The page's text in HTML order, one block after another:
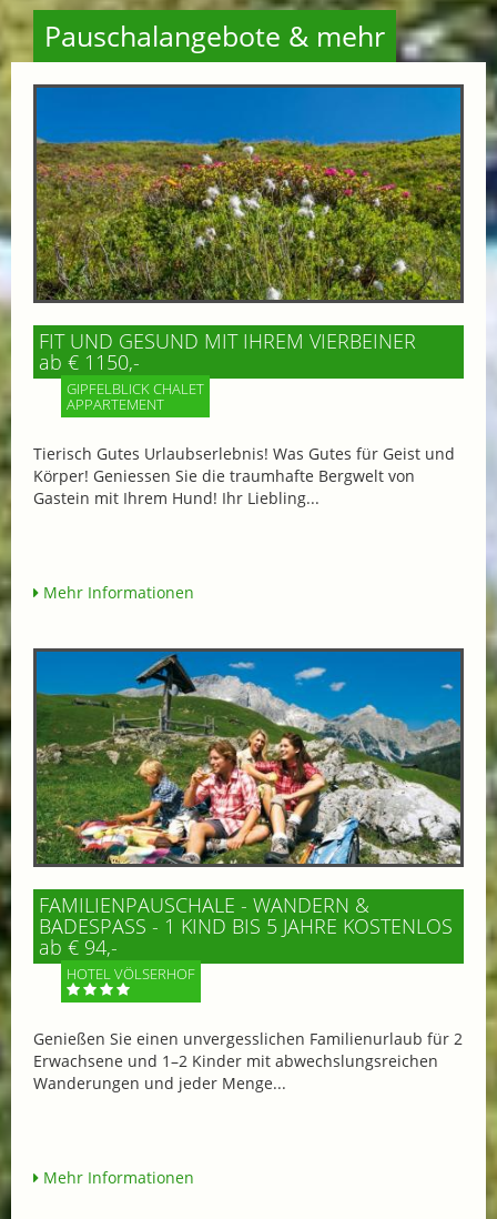
Pauschalangebote & mehr
FIT UND GESUND MIT IHREM VIERBEINER
ab € 1150,-
GIPFELBLICK CHALET
APPARTEMENT
Tierisch Gutes Urlaubserlebnis! Was Gutes für Geist und
Körper! Geniessen Sie die traumhafte Bergwelt von
Gastein mit Ihrem Hund! Ihr Liebling...
Mehr Informationen
FAMILIENPAUSCHALE - WANDERN &
BADESPASS - 1 KIND BIS 5 JAHRE KOSTENLOS
ab € 94,-
HOTEL VÖLSERHOF
Genießen Sie einen unvergesslichen Familienurlaub für 2
Erwachsene und 1–2 Kinder mit abwechslungsreichen
Wanderungen und jeder Menge...
Mehr Informationen